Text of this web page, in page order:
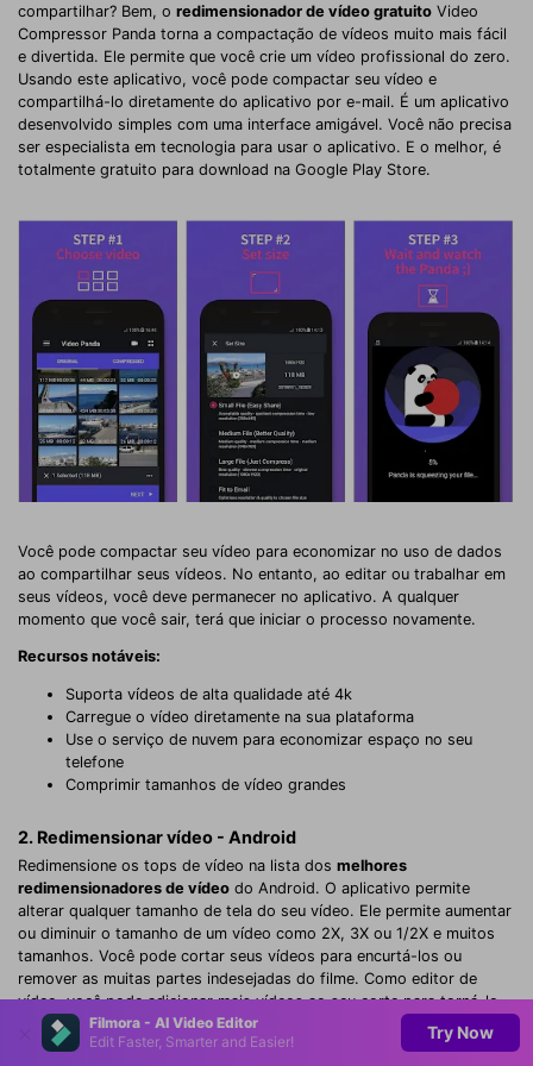
Filmora - AI Video Editor
Edit Faster, Smarter and Easier!
Try Now
compartilhar? Bem, o redimensionador de vídeo gratuito Video
Compressor Panda torna a compactação de vídeos muito mais fácil
e divertida. Ele permite que você crie um vídeo profissional do zero.
Usando este aplicativo, você pode compactar seu vídeo e
compartilhá-lo diretamente do aplicativo por e-mail. É um aplicativo
desenvolvido simples com uma interface amigável. Você não precisa
ser especialista em tecnologia para usar o aplicativo. E o melhor, é
totalmente gratuito para download na Google Play Store.
Você pode compactar seu vídeo para economizar no uso de dados
ao compartilhar seus vídeos. No entanto, ao editar ou trabalhar em
seus vídeos, você deve permanecer no aplicativo. A qualquer
momento que você sair, terá que iniciar o processo novamente.
Recursos notáveis:
Suporta vídeos de alta qualidade até 4k
Carregue o vídeo diretamente na sua plataforma
Use o serviço de nuvem para economizar espaço no seu
telefone
Comprimir tamanhos de vídeo grandes
2. Redimensionar vídeo - Android
Redimensione os tops de vídeo na lista dos melhores
redimensionadores de vídeo do Android. O aplicativo permite
alterar qualquer tamanho de tela do seu vídeo. Ele permite aumentar
ou diminuir o tamanho de um vídeo como 2X, 3X ou 1/2X e muitos
tamanhos. Você pode cortar seus vídeos para encurtá-los ou
remover as muitas partes indesejadas do filme. Como editor de
vídeo, você pode adicionar mais vídeos ao seu corte para torná-lo
muito melhor na transição. Existem muitos efeitos, textos de
sobreposição e transições de vídeo.